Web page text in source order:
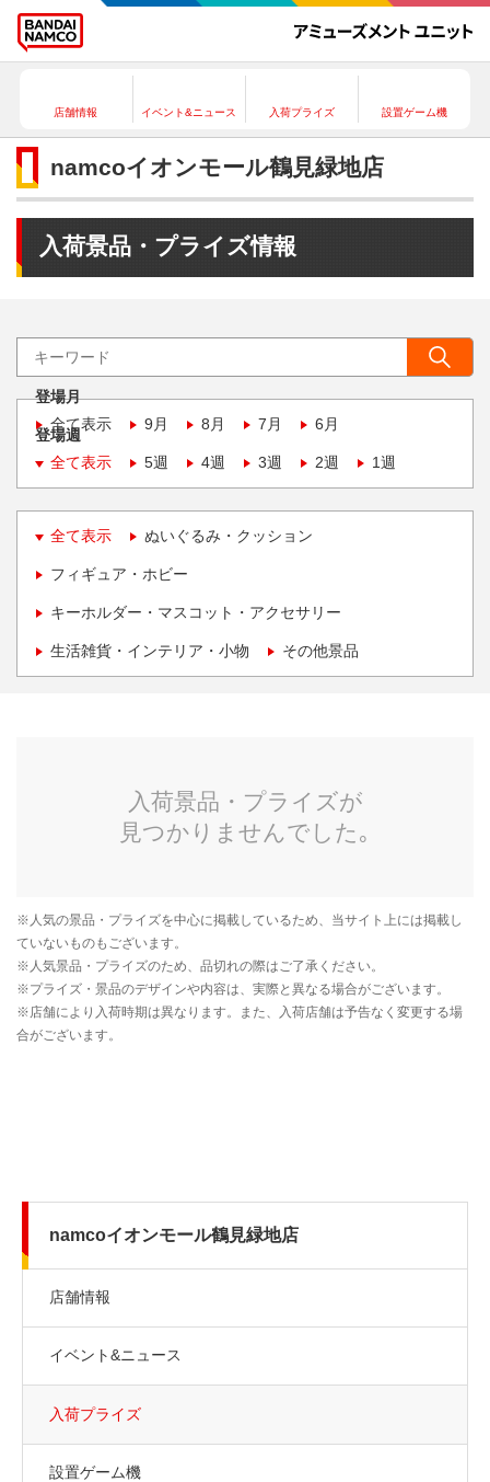
店舗情報 イベント&ニュース 入荷プライズ 設置ゲーム機
namcoイオンモール鶴見緑地店
入荷景品・プライズ情報
登場月
全て表示
9月 8月 7月 6月
登場週
全て表示
5週 4週 3週 2週 1週
全て表示 ぬいぐるみ・クッション
フィギュア・ホビー
キーホルダー・マスコット・アクセサリー
生活雑貨・インテリア・小物 その他景品
namcoイオンモール鶴見緑地店
店舗情報
イベント&ニュース
入荷プライズ
設置ゲーム機